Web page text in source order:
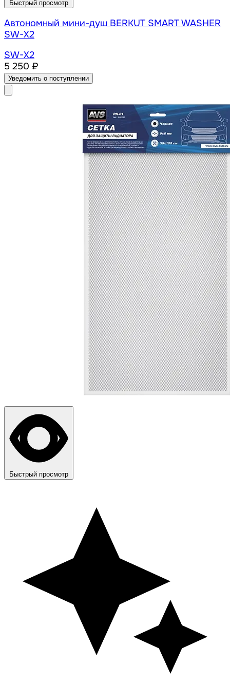
Быстрый просмотр
Автономный мини-душ BERKUT SMART WASHER
SW-X2
SW-X2
5 250 ₽
Уведомить о поступлении
Быстрый просмотр